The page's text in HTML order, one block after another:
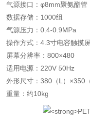
气源接口：φ8mm聚氨酯管
数据存储：1000组
气源压力：0.4-0.9MPa
操作方式：4.3寸电容
屏幕分辨率：800×480
适用电源：220V 50Hz
外形尺寸：380（L）×350
重量：约10kg